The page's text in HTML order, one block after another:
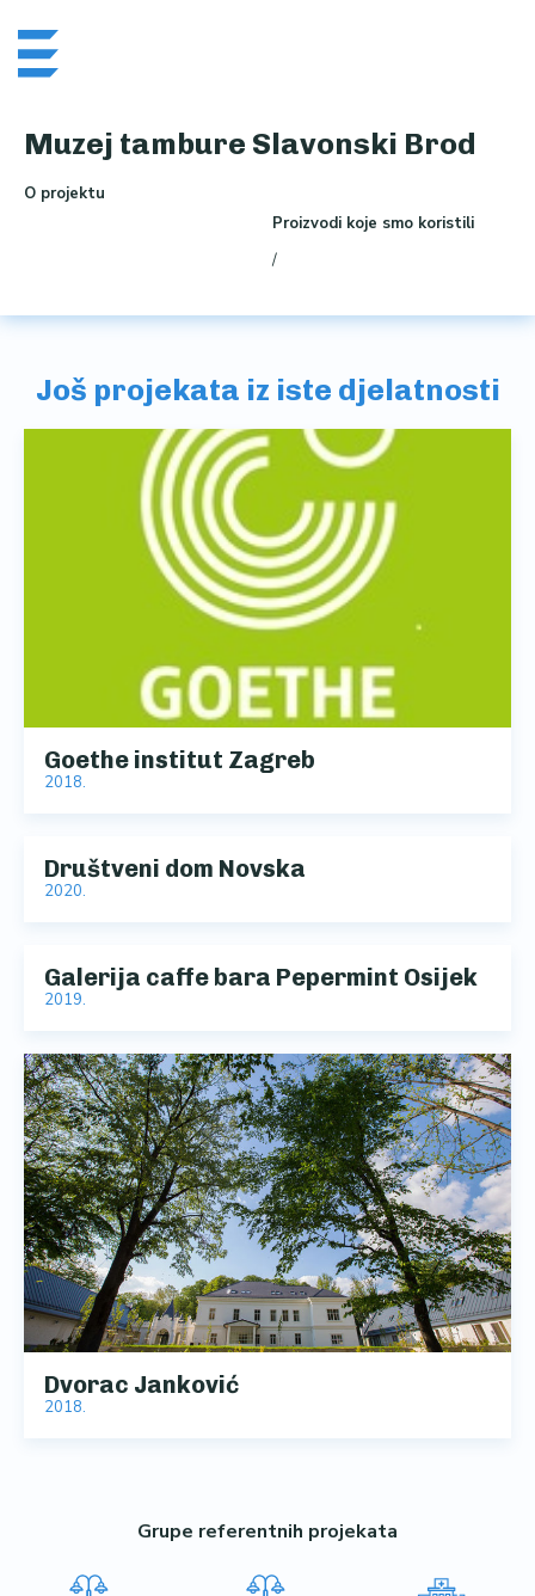
content
Muzej tambure Slavonski Brod
O projektu
Proizvodi koje smo koristili
/
Još projekata iz iste djelatnosti
Goethe institut Zagreb
2018.
Društveni dom Novska
2020.
Galerija caffe bara Pepermint Osijek
2019.
Dvorac Janković
2018.
Grupe referentnih projekata